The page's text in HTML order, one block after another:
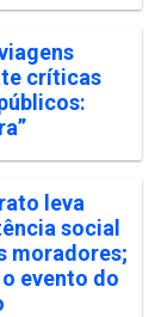
críticas
leva
social
moradores;
evento do